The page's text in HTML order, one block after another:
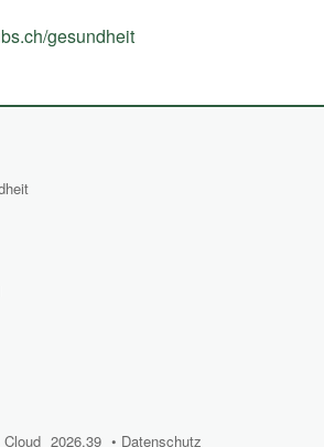
gesundheit
(External
2026.39 (External
Datenschutz